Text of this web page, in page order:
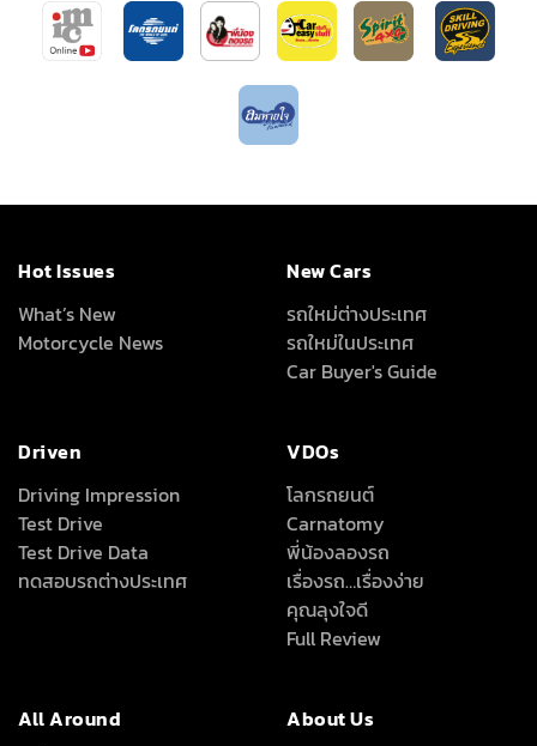
Hot Issues
What’s New
Motorcycle News
New Cars
รถใหม่ต่างประเทศ
รถใหม่ในประเทศ
Car Buyer's Guide
Driven
Driving Impression
Test Drive
Test Drive Data
ทดสอบรถต่างประเทศ
VDOs
โลกรถยนต์
Carnatomy
พี่น้องลองรถ
เรื่องรถ…เรื่องง่าย
คุณลุงใจดี
Full Review
All Around
About Us